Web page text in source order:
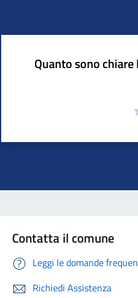
Quanto sono
Contatta il comune
Leggi le domande
Richiedi Assistenza